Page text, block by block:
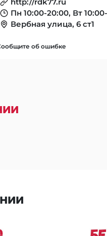
Пн 10:00-20:00, Вт
Вербная улица, 6 ст1
об ошибке